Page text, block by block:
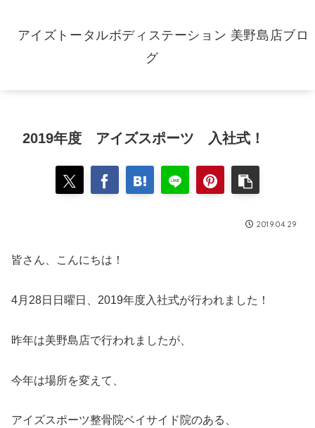
アイズトータルボディステーション 美野島店ブロ
グ
2019年度 アイズスポーツ 入社式！
2019.04.29
皆さん、こんにちは！
4月28日日曜日、2019年度入社式が行われました！
昨年は美野島店で行われましたが、
今年は場所を変えて、
アイズスポーツ整骨院ベイサイド院のある、